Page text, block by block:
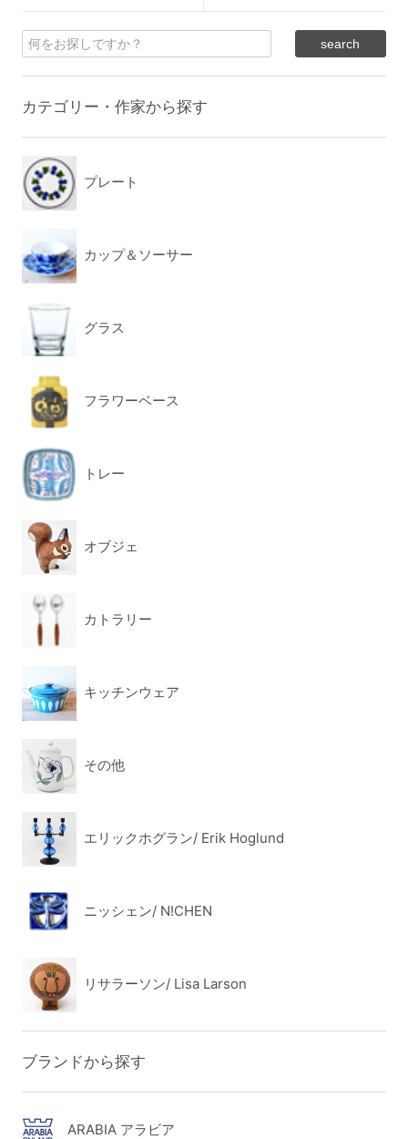
カテゴリー・作家から探す
プレート
カップ＆ソーサー
グラス
フラワーベース
トレー
オブジェ
カトラリー
キッチンウェア
その他
エリックホグラン/ Erik Hoglund
ニッシェン/ N!CHEN
リサラーソン/ Lisa Larson
ブランドから探す
ARABIA アラビア